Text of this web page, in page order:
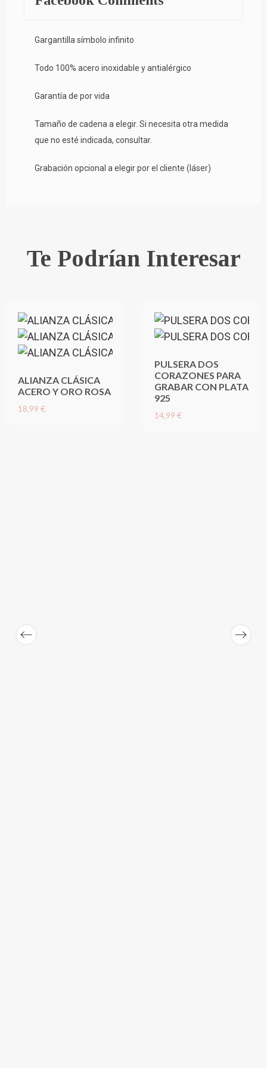
Gargantilla símbolo infinito
Todo 100% acero inoxidable y antialérgico
Garantía de por vida
Tamaño de cadena a elegir. Si necesita otra medida
que no esté indicada, consultar.
Grabación opcional a elegir por el cliente (láser)
Te Podrían Interesar
ALIANZA CLÁSICA
ACERO Y ORO ROSA
18,99 €
PULSERA DOS
CORAZONES PARA
GRABAR CON PLATA
925
14,99 €